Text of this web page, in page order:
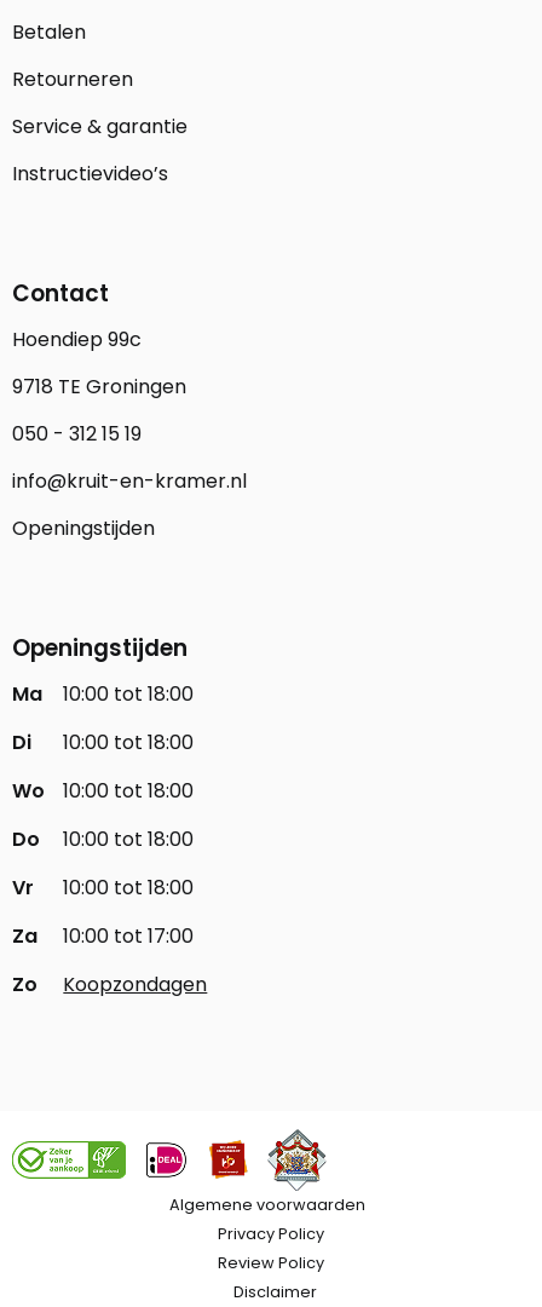
Betalen
Retourneren
Service & garantie
Instructievideo’s
Contact
Hoendiep 99c
9718 TE Groningen
050 - 312 15 19
info@kruit-en-kramer.nl
Openingstijden
Openingstijden
Ma
10:00 tot 18:00
Di
10:00 tot 18:00
Wo
10:00 tot 18:00
Do
10:00 tot 18:00
Vr
10:00 tot 18:00
Za
10:00 tot 17:00
Zo
Koopzondagen
Algemene voorwaarden
Privacy Policy
Review Policy
Disclaimer